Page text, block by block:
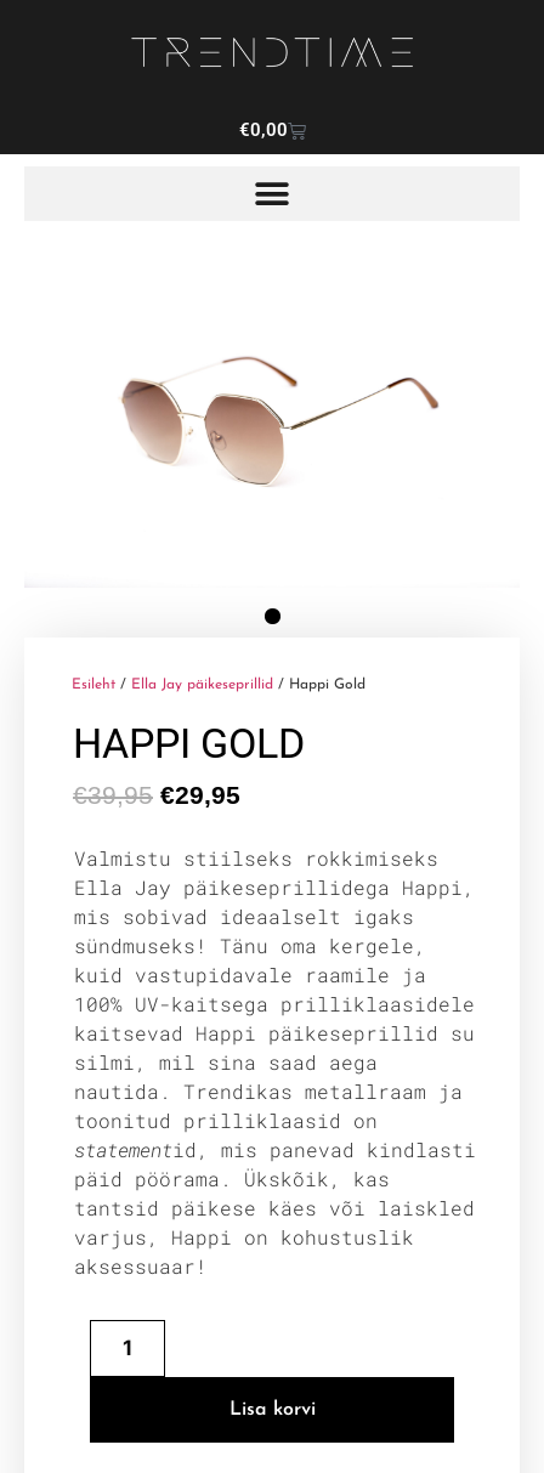
€0,00
Esileht / Ella Jay päikeseprillid / Happi Gold
HAPPI GOLD
€39,95 €29,95
Valmistu stiilseks rokkimiseks
Ella Jay päikeseprillidega Happi,
mis sobivad ideaalselt igaks
sündmuseks! Tänu oma kergele,
kuid vastupidavale raamile ja
100% UV-kaitsega prilliklaasidele
kaitsevad Happi päikeseprillid su
silmi, mil sina saad aega
nautida. Trendikas metallraam ja
toonitud prilliklaasid on
statementid, mis panevad kindlasti
päid pöörama. Ükskõik, kas
tantsid päikese käes või laiskled
varjus, Happi on kohustuslik
aksessuaar!
Lisa korvi